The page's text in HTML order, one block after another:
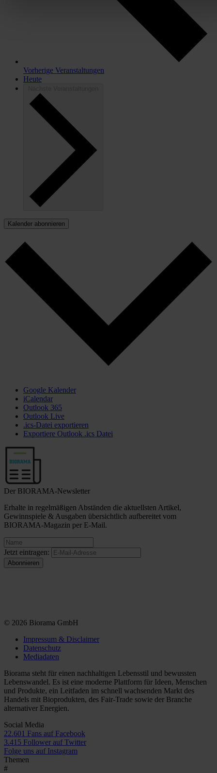
Vorherige Veranstaltungen
Heute
Kalender abonnieren
Google Kalender
iCalendar
Outlook 365
Outlook Live
.ics-Datei exportieren
Exportiere Outlook .ics Datei
Der BIORAMA-Newsletter
Erhalte in regelmäßigen Abständen die aktuellsten Artikel,
Gewinnspiele & Ausgaben übersichtlich aufbereitet vom
BIORAMA-Magazin per E-Mail.
Jetzt eintragen:
© 2026 Biorama GmbH
Impressum & Disclaimer
Datenschutz
Mediadaten
Biorama steht für einen nachhaltigen Lebensstil und bewussten
Lebenswandel. Es ist eine moderne Plattform für Ideen, Menschen
und Produkte, ein Leitfaden im schnell wachsenden Markt des
Handels mit Bioprodukten, des Fair-Trade sowie der Branche
alternativer Energien.
Social Media
22.601 Fans auf Facebook
3.415 Follower auf Twitter
Folge uns auf Instagram
Themen
#